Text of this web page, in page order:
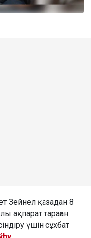
Зейнел қазадан 8
ақпарат тараған
үшін сұхбат